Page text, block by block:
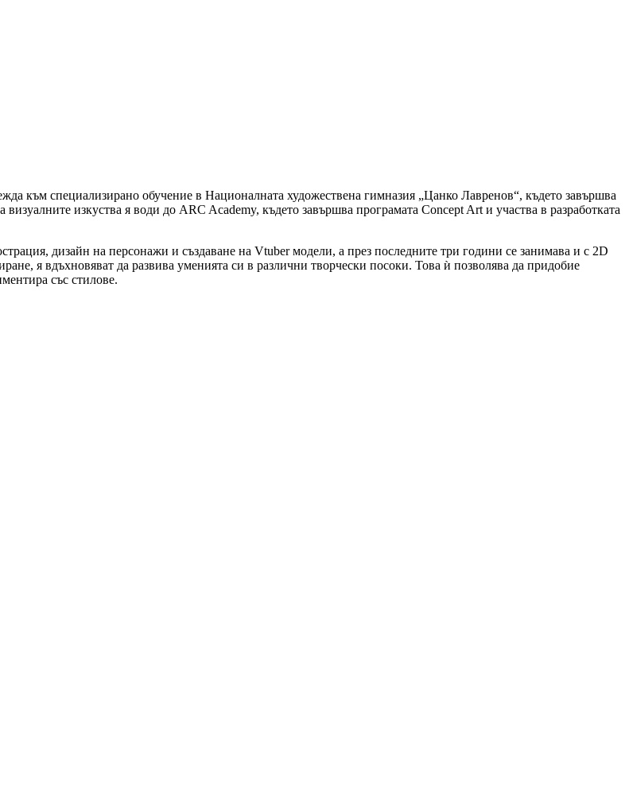
към специализирано обучение в Националната художествена гимназия „Цанко Лавренов“, където завършва
изкуства я води до ARC Academy, където завършва програмата Concept Art и участва в разработката
дизайн на персонажи и създаване на Vtuber модели, а през последните три години се занимава и с 2D
я вдъхновяват да развива уменията си в различни творчески посоки. Това ѝ позволява да придобие
със стилове.